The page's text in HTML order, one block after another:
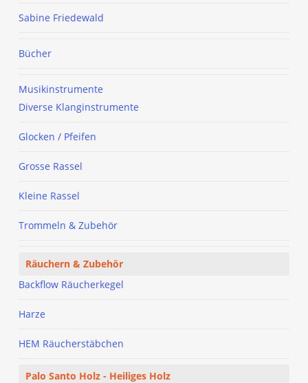
Sabine Friedewald
Bücher
Musikinstrumente
Diverse Klanginstrumente
Glocken / Pfeifen
Grosse Rassel
Kleine Rassel
Trommeln & Zubehör
Räuchern & Zubehör
Backflow Räucherkegel
Harze
HEM Räucherstäbchen
Palo Santo Holz - Heiliges Holz